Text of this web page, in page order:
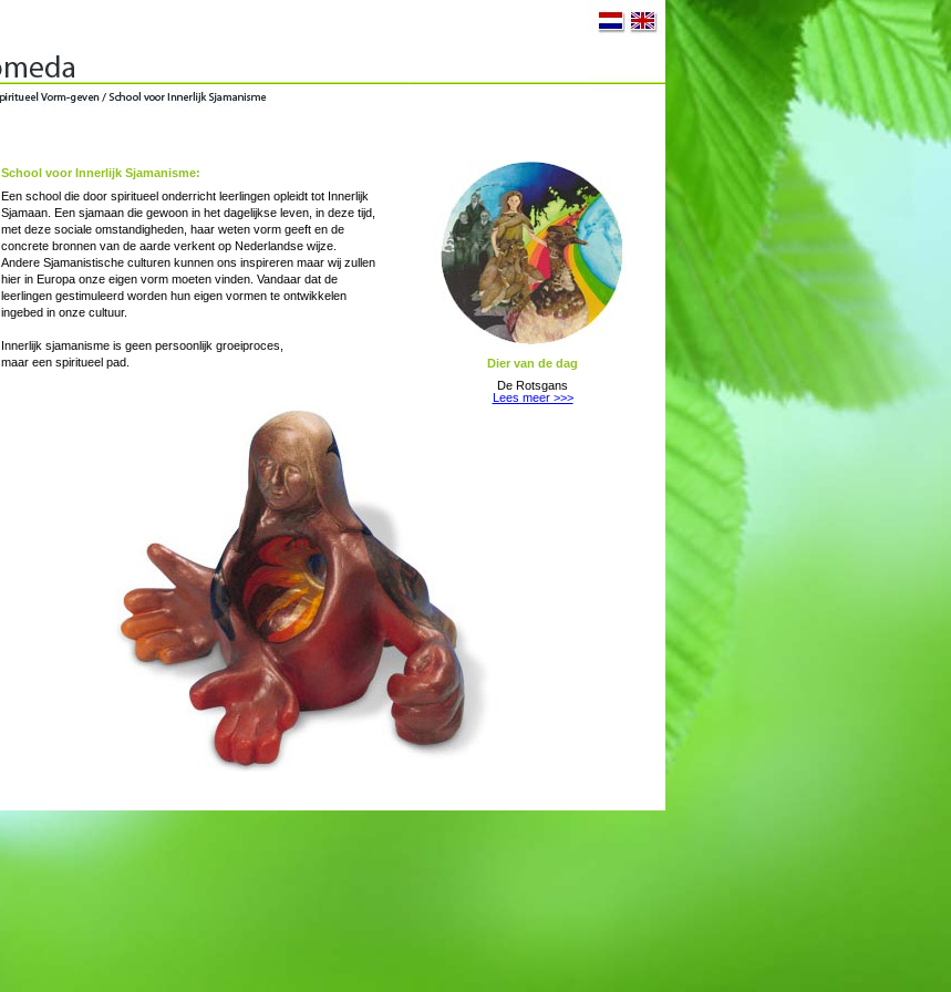
School voor Innerlijk Sjamanisme:
Een school die door spiritueel onderricht leerlingen opleidt tot Innerlijk
Sjamaan. Een sjamaan die gewoon in het dagelijkse leven, in deze tijd,
met deze sociale omstandigheden, haar weten vorm geeft en de
concrete bronnen van de aarde verkent op Nederlandse wijze.
Andere Sjamanistische culturen kunnen ons inspireren maar wij zullen
hier in Europa onze eigen vorm moeten vinden. Vandaar dat de
leerlingen gestimuleerd worden hun eigen vormen te ontwikkelen
ingebed in onze cultuur.
Innerlijk sjamanisme is geen persoonlijk groeiproces,
maar een spiritueel pad.
Dier van de dag
De Rotsgans
Lees meer >>>